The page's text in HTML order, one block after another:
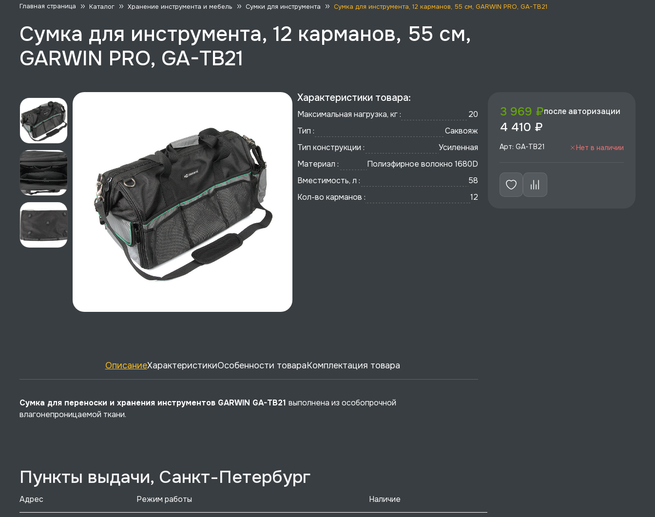
Главная страница Каталог Хранение инструмента и мебель Сумки для инструмента Сумка для инструмента, 12 карманов, 55 см, GARWIN PRO, GA-TB21
Сумка для инструмента, 12 карманов, 55 см,
GARWIN PRO, GA-TB21
Характеристики товара:
Максимальная нагрузка, кг :
20
Тип :
Саквояж
Тип конструкции :
Усиленная
Материал :
Полиэфирное волокно 1680D
Вместимость, л :
58
Кол-во карманов :
12
ОписаниеХарактеристикиОсобенности товараКомплектация товара
Сумка для переноски и хранения инструментов GARWIN GA-TB21 выполнена из особопрочной
влагонепроницаемой ткани.
Пункты выдачи, Санкт-Петербург
Адрес Режим работы Наличие
3 969 ₽после авторизации
4 410 ₽
Арт: GA-TB21 Нет в наличии